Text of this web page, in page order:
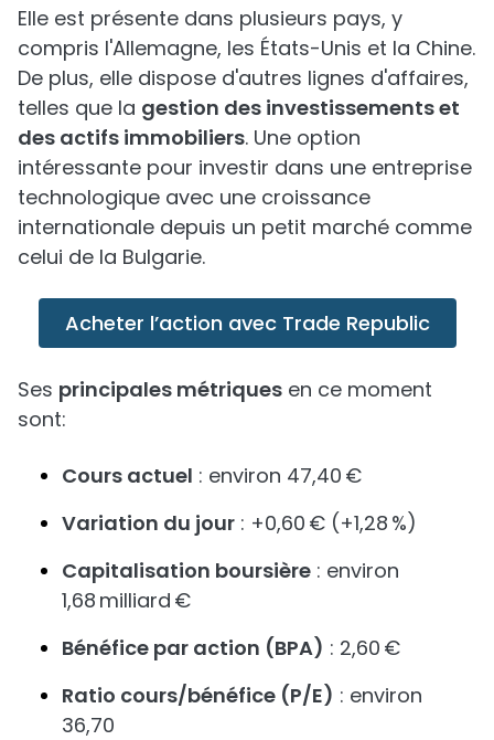
Elle est présente dans plusieurs pays, y
compris l'Allemagne, les États-Unis et la Chine.
De plus, elle dispose d'autres lignes d'affaires,
telles que la gestion des investissements et
des actifs immobiliers. Une option
intéressante pour investir dans une entreprise
technologique avec une croissance
internationale depuis un petit marché comme
celui de la Bulgarie.
Acheter l’action avec Trade Republic
Ses principales métriques en ce moment
sont:
Cours actuel : environ 47,40 €
Variation du jour : +0,60 € (+1,28 %)
Capitalisation boursière : environ
1,68 milliard €
Bénéfice par action (BPA) : 2,60 €
Ratio cours/bénéfice (P/E) : environ
36,70